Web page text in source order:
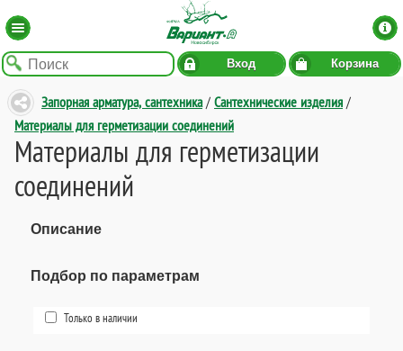
Вход Корзина
Запорная арматура, сантехника/ Сантехнические изделия /
Материалы для герметизации соединений
Материалы для герметизации
соединений
Описание
Подбор по параметрам
Только в наличии